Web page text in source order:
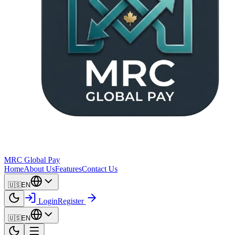
MRC Global Pay
HomeAbout UsFeaturesContact Us
🇺🇸EN
LoginRegister
🇺🇸EN